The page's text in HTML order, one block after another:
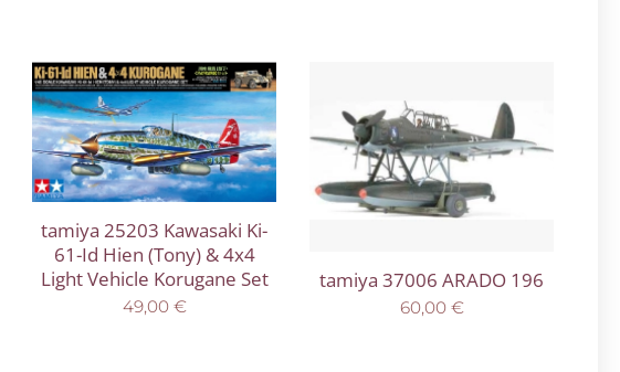
tamiya 25203 Kawasaki Ki-
61-Id Hien (Tony) & 4x4
Light Vehicle Korugane Set
49,00€
tamiya 37006 ARADO 196
60,00€